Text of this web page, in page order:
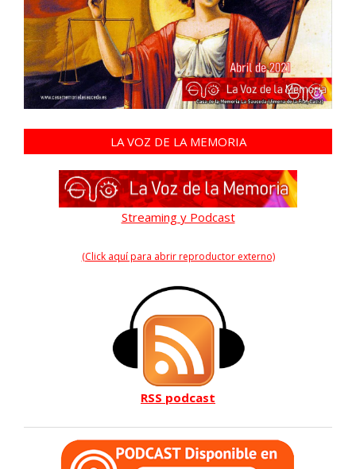
LA VOZ DE LA MEMORIA
Streaming y Podcast
(Click aquí para abrir reproductor externo)
RSS podcast